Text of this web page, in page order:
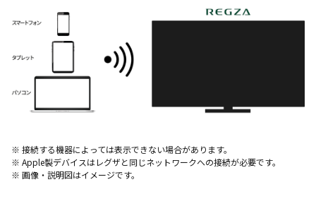
※ 接続する機器によっては表示できない場合があります。
※ Apple製デバイスはレグザと同じネットワークへの接続が必要です。
※ 画像・説明図はイメージです。